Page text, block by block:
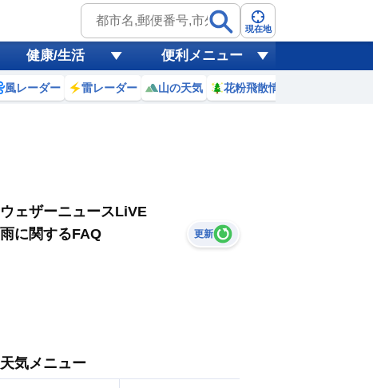
現在地
健康/生活 便利メニュー
風レーダー 雷レーダー 山の天気 花粉飛散情報
ウェザーニュースLiVE
雨に関するFAQ
更新
天気メニュー